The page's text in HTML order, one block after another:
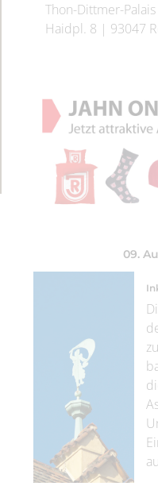
Thon-Dittmer-Palais
Haidpl. 8 | 93047
09.